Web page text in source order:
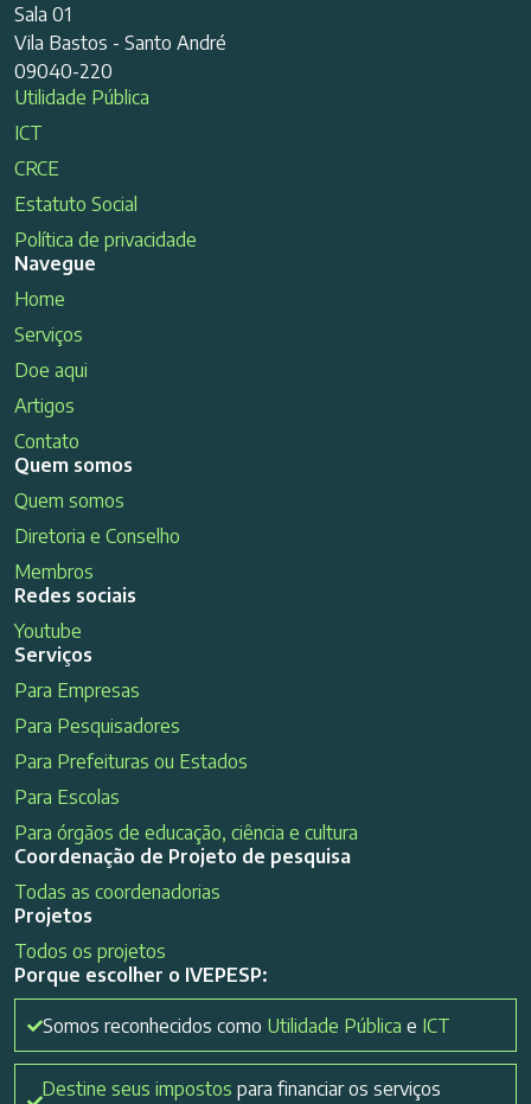
Sala 01
Vila Bastos - Santo André
09040-220
Utilidade Pública
ICT
CRCE
Estatuto Social
Política de privacidade
Navegue
Home
Serviços
Doe aqui
Artigos
Contato
Quem somos
Quem somos
Diretoria e Conselho
Membros
Redes sociais
Youtube
Serviços
Para Empresas
Para Pesquisadores
Para Prefeituras ou Estados
Para Escolas
Para órgãos de educação, ciência e cultura
Coordenação de Projeto de pesquisa
Todas as coordenadorias
Projetos
Todos os projetos
Porque escolher o IVEPESP:
Somos reconhecidos como Utilidade Pública e ICT
Destine seus impostos para financiar os serviços